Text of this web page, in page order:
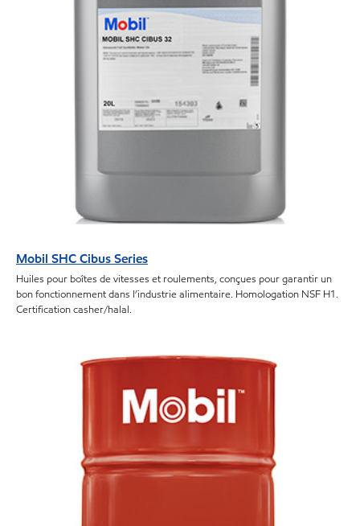
Mobil SHC Cibus Series
Huiles pour boîtes de vitesses et roulements, conçues pour garantir un
bon fonctionnement dans l’industrie alimentaire. Homologation NSF H1.
Certification casher/halal.